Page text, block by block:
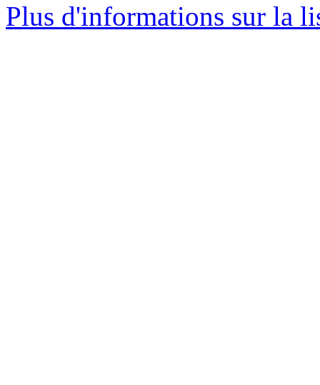
Plus d'informations sur la